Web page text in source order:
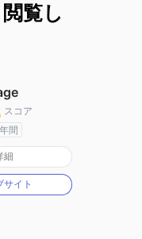
覧し
スコア
間
オーストラリア規制
マーケットメイキングライセンス（MM）
細
サイト